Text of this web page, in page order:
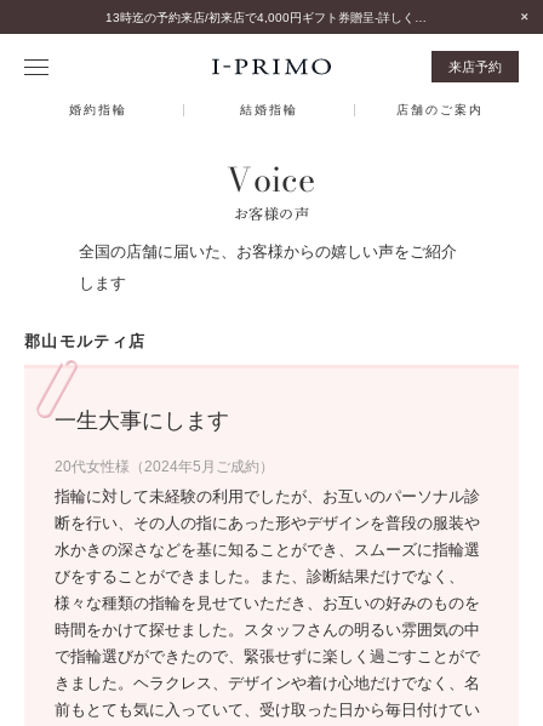
来店予約
婚約指輪 結婚指輪 店舗のご案内
Voice
お客様の声
全国の店舗に届いた、お客様からの嬉しい声をご紹介
します
郡山モルティ店
一生大事にします
20代女性様（2024年5月ご成約）
指輪に対して未経験の利用でしたが、お互いのパーソナル診
断を行い、その人の指にあった形やデザインを普段の服装や
水かきの深さなどを基に知ることができ、スムーズに指輪選
びをすることができました。また、診断結果だけでなく、
様々な種類の指輪を見せていただき、お互いの好みのものを
時間をかけて探せました。スタッフさんの明るい雰囲気の中
で指輪選びができたので、緊張せずに楽しく過ごすことがで
きました。ヘラクレス、デザインや着け心地だけでなく、名
前もとても気に入っていて、受け取った日から毎日付けてい